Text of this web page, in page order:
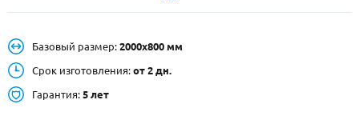
КОНТАКТЫ
Металлические двери от производителя с доставкой и установкой в
Базовый размер: 2000х800 мм
Срок изготовления: от 2 дн.
Гарантия: 5 лет